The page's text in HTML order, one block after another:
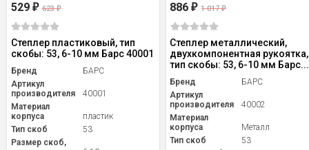
529 ₽ 623₽
Степлер пластиковый, тип
скобы: 53, 6-10 мм Барс 40001
Бренд
БАРС
Артикул
производителя
40001
Материал
корпуса
пластик
Тип скоб
53
Размер скоб,
886₽ 1 017₽
Степлер металлический,
двухкомпонентная рукоятка,
тип скобы: 53, 6-10 мм Барс...
Бренд
БАРС
Артикул
производителя
40002
Материал
корпуса
Металл
Тип скоб
53